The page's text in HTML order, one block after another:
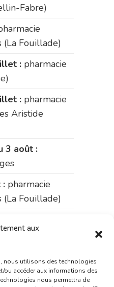
aux
nous utilisons des technologies
ou accéder aux informations des
nous permettra de
Fabre)
(La Fouillade)
: pharmacie
: pharmacie
Aristide
3 août :
: pharmacie
(La Fouillade)
Jacques)
Aristide